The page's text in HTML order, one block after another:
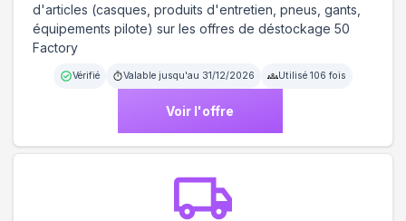
d'articles (casques, produits d'entretien, pneus, gants,
équipements pilote) sur les offres de déstockage 50
Factory
Vérifié Valable jusqu'au 31/12/2026 Utilisé 106 fois
Voir l'offre